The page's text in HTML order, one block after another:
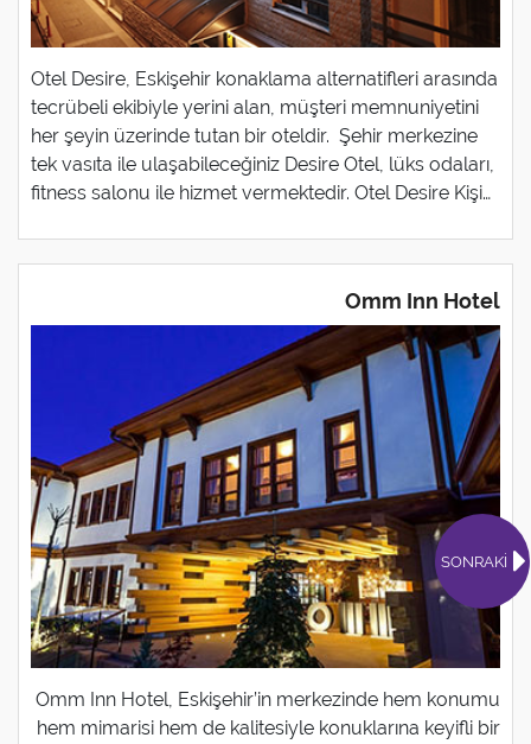
Otel Desire, Eskişehir konaklama alternatifleri arasında
tecrübeli ekibiyle yerini alan, müşteri memnuniyetini
her şeyin üzerinde tutan bir oteldir. Şehir merkezine
tek vasıta ile ulaşabileceğiniz Desire Otel, lüks odaları,
fitness salonu ile hizmet vermektedir. Otel Desire Kişi
Omm Inn Hotel
SONRAKİ
Omm Inn Hotel, Eskişehir’in merkezinde hem konumu
hem mimarisi hem de kalitesiyle konuklarına keyifli bir